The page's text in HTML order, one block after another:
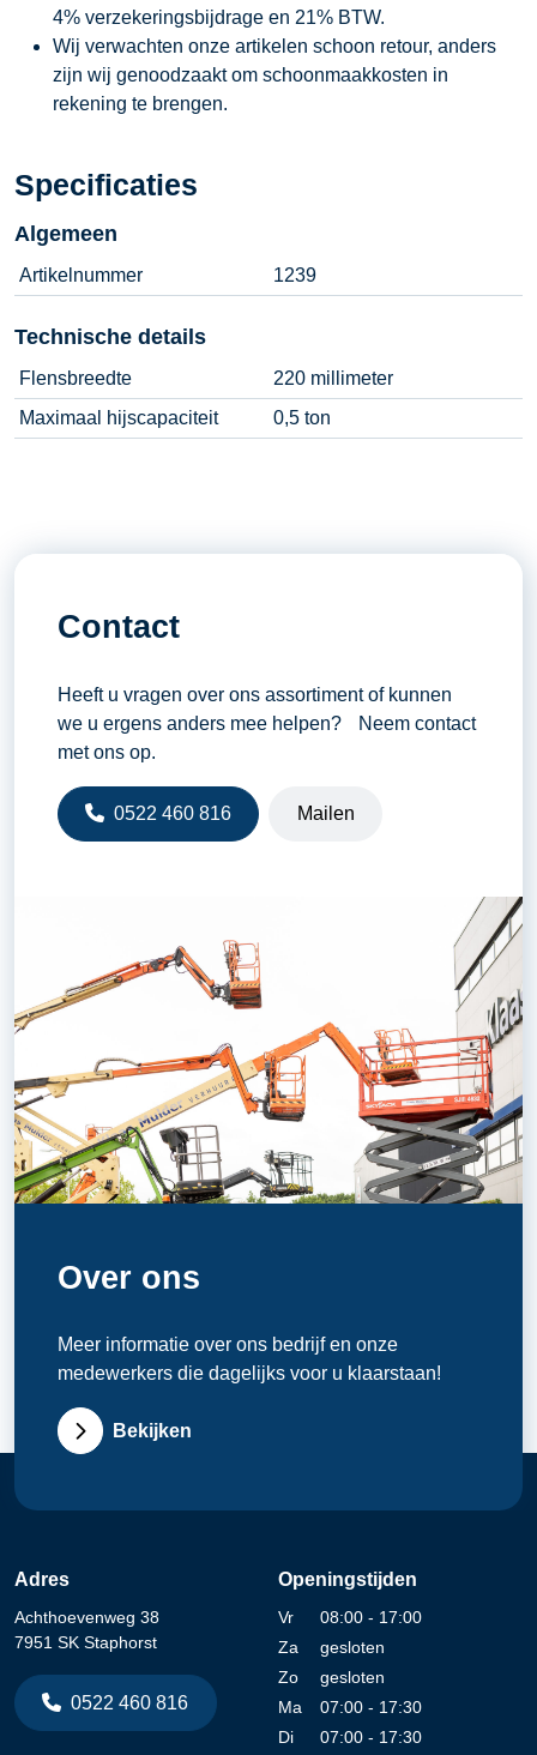
4% verzekeringsbijdrage en 21% BTW.
Wij verwachten onze artikelen schoon retour, anders
zijn wij genoodzaakt om schoonmaakkosten in
rekening te brengen.
Specificaties
Algemeen
Artikelnummer 1239
Technische details
Flensbreedte
220 millimeter
Maximaal hijscapaciteit
0,5 ton
Contact
Heeft u vragen over ons assortiment of kunnen
we u ergens anders mee helpen? Neem contact
met ons op.
0522 460 816 Mailen
Over ons
Meer informatie over ons bedrijf en onze
medewerkers die dagelijks voor u klaarstaan!
Bekijken
Adres
Achthoevenweg 38
7951 SK Staphorst
0522 460 816
Openingstijden
Vr
08:00 - 17:00
Za
gesloten
Zo
gesloten
Ma
07:00 - 17:30
Di
07:00 - 17:30